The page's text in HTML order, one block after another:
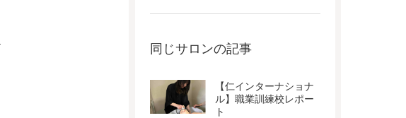
同じサロンの記事
【仁インターナショナ
ル】職業訓練校レポー
ト